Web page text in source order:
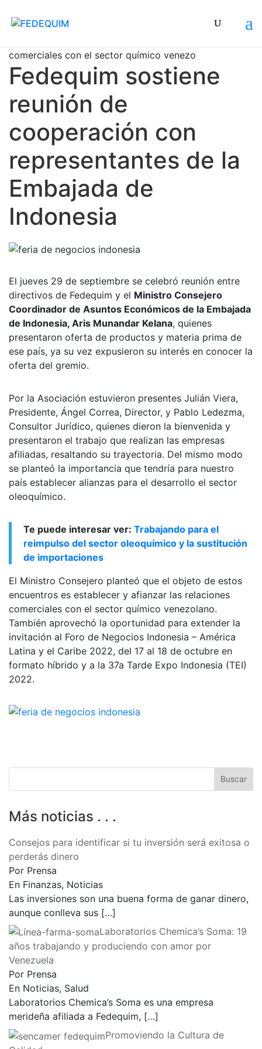
comerciales con el sector químico venezolano
Fedequim sostiene
reunión de
cooperación con
representantes de la
Embajada de
Indonesia
El jueves 29 de septiembre se celebró reunión entre
directivos de Fedequim y el Ministro Consejero
Coordinador de Asuntos Económicos de la Embajada
de Indonesia, Aris Munandar Kelana, quienes
presentaron oferta de productos y materia prima de
ese país, ya su vez expusieron su interés en conocer la
oferta del gremio.
Por la Asociación estuvieron presentes Julián Viera,
Presidente, Ángel Correa, Director, y Pablo Ledezma,
Consultor Jurídico, quienes dieron la bienvenida y
presentaron el trabajo que realizan las empresas
afiliadas, resaltando su trayectoria. Del mismo modo
se planteó la importancia que tendría para nuestro
país establecer alianzas para el desarrollo el sector
oleoquímico.
Te puede interesar ver: Trabajando para el
reimpulso del sector oleoquímico y la sustitución
de importaciones
El Ministro Consejero planteó que el objeto de estos
encuentros es establecer y afianzar las relaciones
comerciales con el sector químico venezolano.
También aprovechó la oportunidad para extender la
invitación al Foro de Negocios Indonesia – América
Latina y el Caribe 2022, del 17 al 18 de octubre en
formato híbrido y a la 37a Tarde Expo Indonesia (TEI)
2022.
Más noticias . . .
Consejos para identificar si tu inversión será exitosa o
perderás dinero
Por Prensa
En Finanzas, Noticias
Las inversiones son una buena forma de ganar dinero,
aunque conlleva sus […]
Laboratorios Chemica’s Soma: 19
años trabajando y produciendo con amor por
Venezuela
Por Prensa
En Noticias, Salud
Laboratorios Chemica’s Soma es una empresa
merideña afiliada a Fedequim, […]
Promoviendo la Cultura de